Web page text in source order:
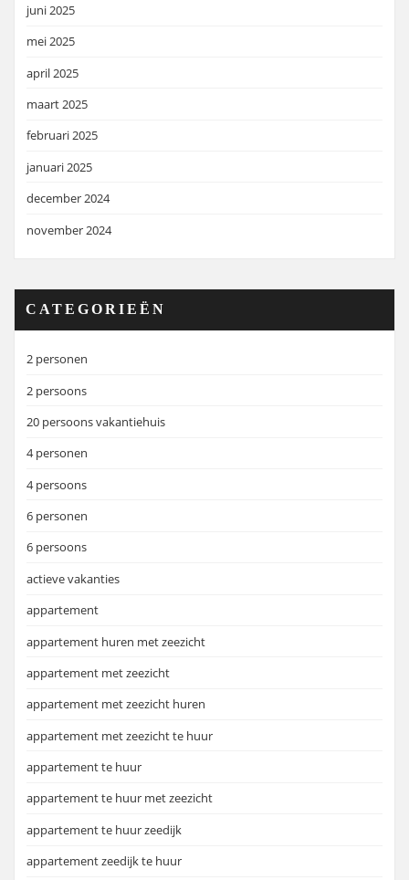
juni 2025
mei 2025
april 2025
maart 2025
februari 2025
januari 2025
december 2024
november 2024
CATEGORIEËN
2 personen
2 persoons
20 persoons vakantiehuis
4 personen
4 persoons
6 personen
6 persoons
actieve vakanties
appartement
appartement huren met zeezicht
appartement met zeezicht
appartement met zeezicht huren
appartement met zeezicht te huur
appartement te huur
appartement te huur met zeezicht
appartement te huur zeedijk
appartement zeedijk te huur